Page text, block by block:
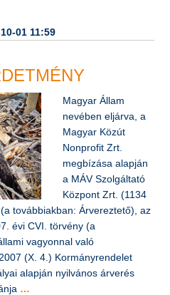
01 11:59
Magyar Állam
nevében eljárva, a
Magyar Közút
Nonprofit Zrt.
megbízása alapján
a MÁV Szolgáltató
Központ Zrt. (1134
továbbiakban: Árvereztető), az
évi CVI. törvény (a
vagyonnal való
(X. 4.) Kormányrendelet
alapján nyilvános árverés
…